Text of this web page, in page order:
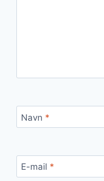
Navn *
E-mail *